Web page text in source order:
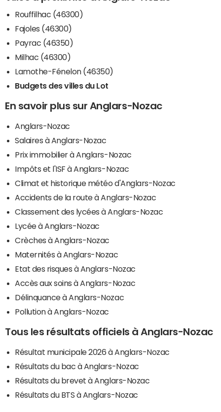
Rouffilhac (46300)
Fajoles (46300)
Payrac (46350)
Milhac (46300)
Lamothe-Fénelon (46350)
Budgets des villes du Lot
En savoir plus sur Anglars-Nozac
Anglars-Nozac
Salaires à Anglars-Nozac
Prix immobilier à Anglars-Nozac
Impôts et l'ISF à Anglars-Nozac
Climat et historique météo d'Anglars-Nozac
Accidents de la route à Anglars-Nozac
Classement des lycées à Anglars-Nozac
Lycée à Anglars-Nozac
Crèches à Anglars-Nozac
Maternités à Anglars-Nozac
Etat des risques à Anglars-Nozac
Accès aux soins à Anglars-Nozac
Délinquance à Anglars-Nozac
Pollution à Anglars-Nozac
Tous les résultats officiels à Anglars-Nozac
Résultat municipale 2026 à Anglars-Nozac
Résultats du bac à Anglars-Nozac
Résultats du brevet à Anglars-Nozac
Résultats du BTS à Anglars-Nozac